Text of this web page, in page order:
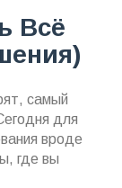
Всё
самый
для
вроде
где вы